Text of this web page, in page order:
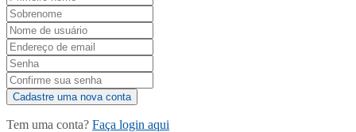
Tem uma conta? Faça login aqui